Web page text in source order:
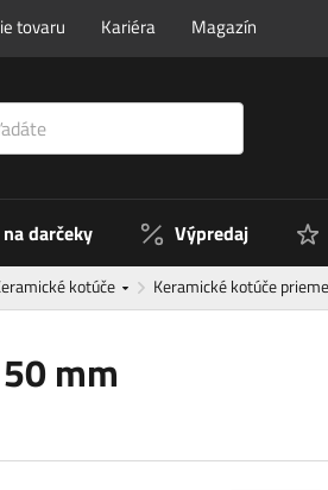
tovaru Kariéra Magazín
darčeky Výpredaj
kotúče Keramické kotúče
mm